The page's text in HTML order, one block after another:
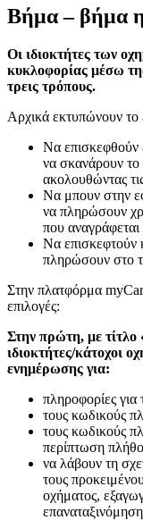
Βήμα – βήμα
Oι ιδιοκτήτες των
κυκλοφορίας μέσω
τρεις τρόπους.
Αρχικά εκτυπώνουν το
Να επισκεφθούν
να σκανάρουν το
ακολουθώντας
Να μπουν στην
να πληρώσουν
που αναγράφεται
Να επισκεφτούν
πληρώσουν στο
Στην πλατφόρμα myCar
επιλογές:
Στην πρώτη, με
ιδιοκτήτες/κάτοχοι
ενημέρωσης για:
πληροφορίες για
τους κωδικούς
τους κωδικούς
περίπτωση
να λάβουν τη
τους
οχήματος,